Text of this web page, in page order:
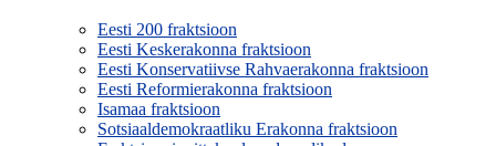
Eesti 200 fraktsioon
Eesti Keskerakonna fraktsioon
Eesti Konservatiivse Rahvaerakonna fraktsioon
Eesti Reformierakonna fraktsioon
Isamaa fraktsioon
Sotsiaaldemokraatliku Erakonna fraktsioon